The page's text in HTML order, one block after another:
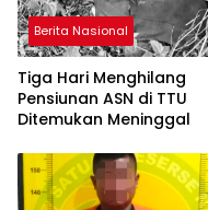
Berita Nasional
Tiga Hari Menghilang
Pensiunan ASN di TTU
Ditemukan Meninggal